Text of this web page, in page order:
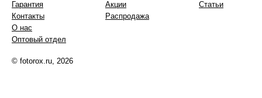
Гарантия
Контакты
О нас
Оптовый отдел
Акции
Распродажа
Статьи
© fotorox.ru, 2026